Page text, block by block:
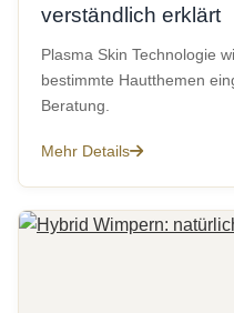
verständlich erklärt
Plasma Skin Technologie
bestimmte Hautthemen
Beratung.
Mehr Details